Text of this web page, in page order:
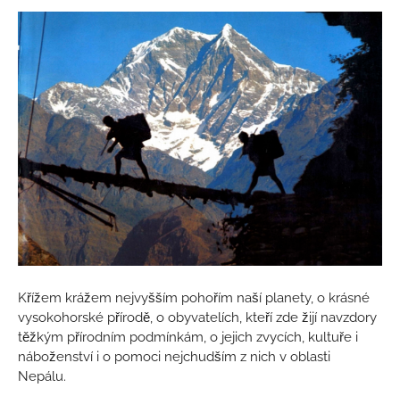
Křížem krážem nejvyšším pohořím naší planety, o krásné
vysokohorské přírodě, o obyvatelích, kteří zde žijí navzdory
těžkým přírodním podmínkám, o jejich zvycích, kultuře i
náboženství i o pomoci nejchudším z nich v oblasti
Nepálu.